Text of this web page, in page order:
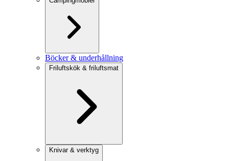
Böcker & underhållning
Friluftskök & friluftsmat
Knivar & verktyg